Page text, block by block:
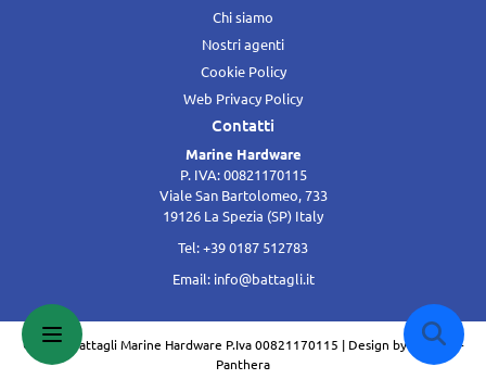
Chi siamo
Nostri agenti
Cookie Policy
Web Privacy Policy
Contatti
Marine Hardware
P. IVA: 00821170115
Viale San Bartolomeo, 733
19126 La Spezia (SP) Italy
Tel: +39 0187 512783
Email: info@battagli.it
© 2016 Battagli Marine Hardware P.Iva 00821170115 | Design by
SB Italia -
Panthera